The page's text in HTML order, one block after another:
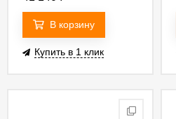
В корзину
Купить в 1 клик